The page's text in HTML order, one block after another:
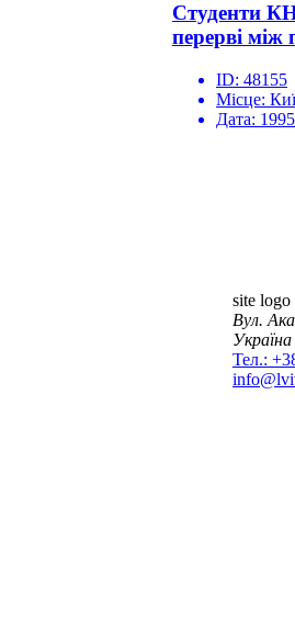
Студенти
перерві між
ID: 48155
Місце:
Дата: 1995
site logo
Вул.
Україна
Тел.: